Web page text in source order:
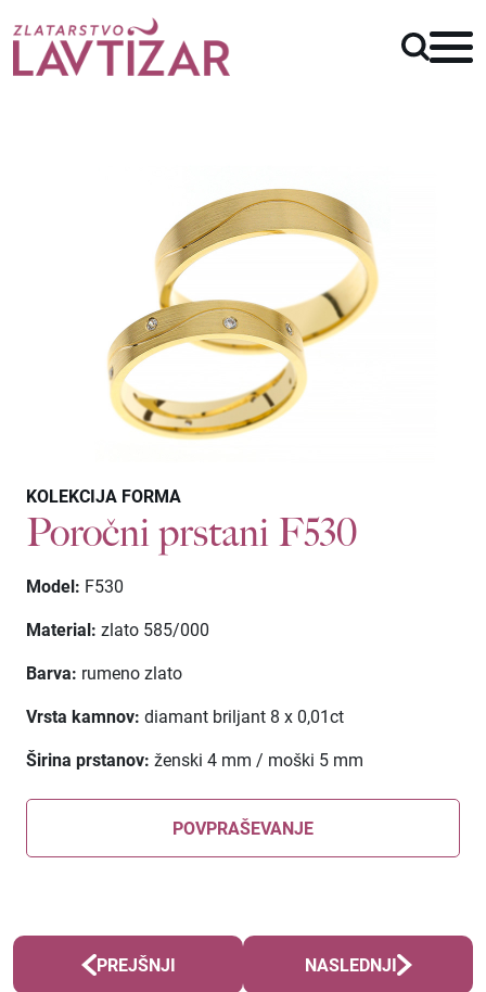
KOLEKCIJA FORMA
Poročni prstani F530
Model: F530
Material: zlato 585/000
Barva: rumeno zlato
Vrsta kamnov: diamant briljant 8 x 0,01ct
Širina prstanov: ženski 4 mm / moški 5 mm
POVPRAŠEVANJE
PREJŠNJI NASLEDNJI